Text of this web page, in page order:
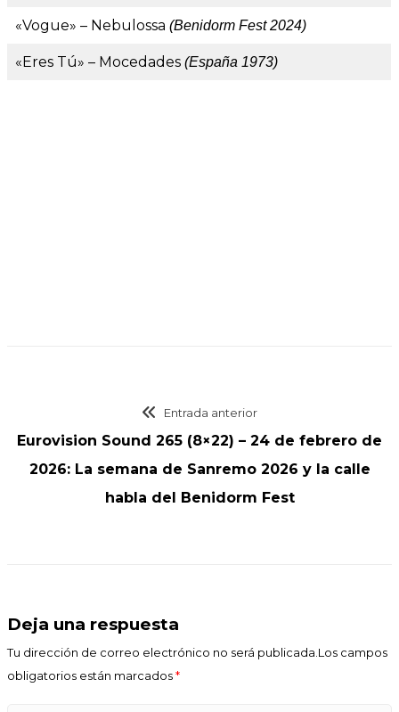
«Vogue» – Nebulossa (Benidorm Fest 2024)
«Eres Tú» – Mocedades (España 1973)
Entrada anterior
Eurovision Sound 265 (8×22) – 24 de febrero de
2026: La semana de Sanremo 2026 y la calle
habla del Benidorm Fest
Deja una respuesta
Tu dirección de correo electrónico no será publicada.Los campos
obligatorios están marcados*